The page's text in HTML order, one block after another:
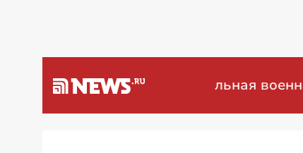
Специальная военная